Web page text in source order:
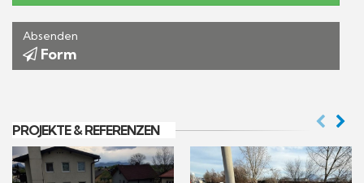
Absenden
Form
PROJEKTE & REFERENZEN